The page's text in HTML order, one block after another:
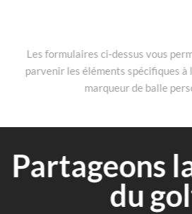
Les formulaires ci-dessus vous
parvenir les éléments spécifiques
marqueur de balle
Partageons
du